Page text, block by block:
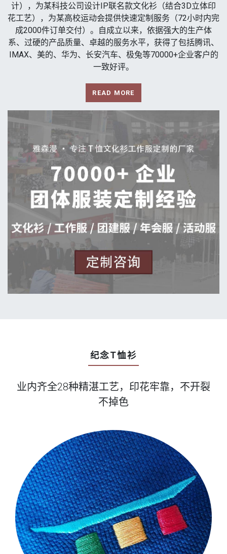
计），为某科技公司设计IP联名款文化衫（结合3D立体印
花工艺），为某高校运动会提供快速定制服务（72小时内完
成2000件订单交付）。自成立以来，依据强大的生产体
系、过硬的产品质量、卓越的服务水平，获得了包括腾讯、
IMAX、美的、华为、长安汽车、极兔等70000+企业客户的
一致好评。
READ MORE
纪念T恤衫
业内齐全28种精湛工艺，印花牢靠，不开裂
不掉色